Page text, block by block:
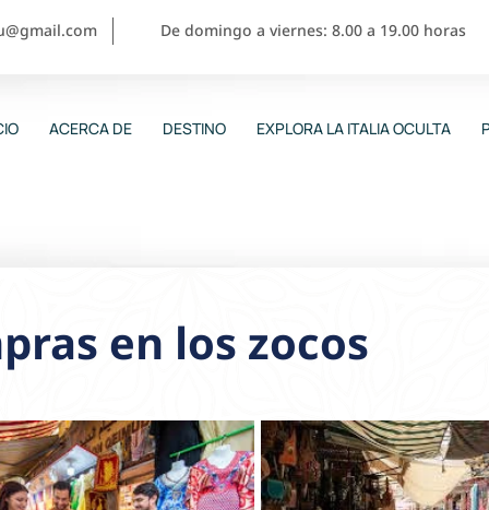
De domingo a viernes: 8.00 a 19.00 horas
ACERCA DE DESTINO EXPLORA LA ITALIA OCULTA
en los zocos